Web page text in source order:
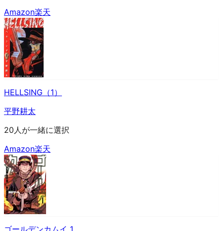
Amazon楽天
HELLSING（1）
平野耕太
20人が一緒に選択
Amazon楽天